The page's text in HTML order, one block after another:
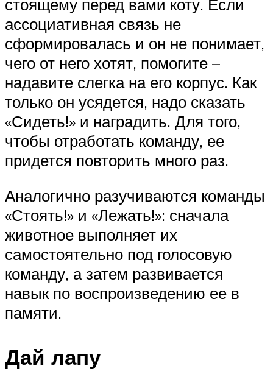
стоящему перед вами коту. Если
ассоциативная связь не
сформировалась и он не понимает,
чего от него хотят, помогите –
надавите слегка на его корпус. Как
только он усядется, надо сказать
«Сидеть!» и наградить. Для того,
чтобы отработать команду, ее
придется повторить много раз.
Аналогично разучиваются команды
«Стоять!» и «Лежать!»: сначала
животное выполняет их
самостоятельно под голосовую
команду, а затем развивается
навык по воспроизведению ее в
памяти.
Дай лапу